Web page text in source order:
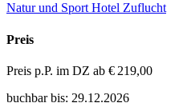
Natur und Sport Hotel Zuflucht
Preis
Preis p.P. im DZ ab € 219,00
buchbar bis: 29.12.2026